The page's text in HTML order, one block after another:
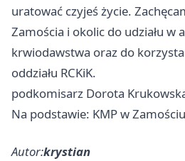
uratować czyjeś życie.
Zamościa i okolic do udziału w
krwiodawstwa oraz do
oddziału RCKiK.
podkomisarz Dorota
Na podstawie: KMP w Zamościu
Autor:krystian